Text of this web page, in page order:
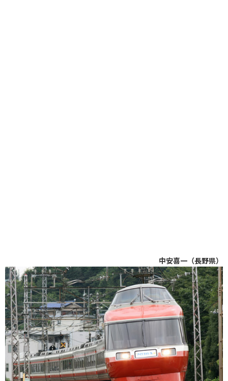
中安喜一（長野県）